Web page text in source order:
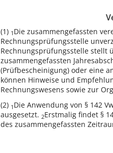
(1) 1 Die zusammengefassten
Rechnungsprüfungsstelle
Rechnungsprüfungsstelle stellt
zusammengefassten
(Prüfbescheinigung) oder eine
können Hinweise und
Rechnungswesens sowie zur
(2) 1 Die Anwendung von § 142
ausgesetzt. 2Erstmalig findet §
des zusammengefassten